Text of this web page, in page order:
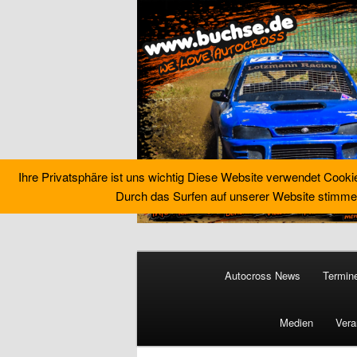
Buchse´s
Autocross News
Medien
Ihre Privatsphäre ist uns wichtig Diese Website verwendet
Durch das Surfen auf unserer Website